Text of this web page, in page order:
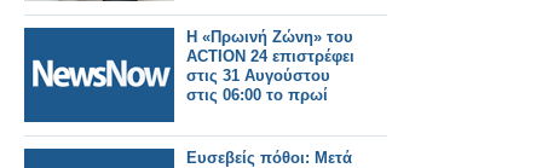
Η «Πρωινή Ζώνη» του
ACTION 24 επιστρέφει
στις 31 Αυγούστου
στις 06:00 το πρωί
Ευσεβείς πόθοι: Μετά